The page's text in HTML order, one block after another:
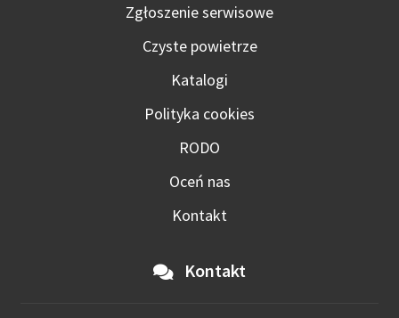
Zgłoszenie serwisowe
Czyste powietrze
Katalogi
Polityka cookies
RODO
Oceń nas
Kontakt
Kontakt